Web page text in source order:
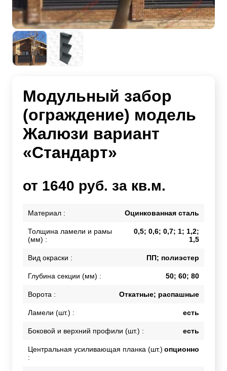
Модульный забор
(ограждение) модель
Жалюзи вариант
«Стандарт»
от 1640 руб. за кв.м.
Материал : Оцинкованная сталь
Толщина ламели и рамы
(мм) :
0,5; 0,6; 0,7; 1; 1,2;
1,5
Вид окраски : ПП; полиэстер
Глубина секции (мм) : 50; 60; 80
Ворота : Откатные; распашные
Ламели (шт.) : есть
Боковой и верхний профили (шт.) : есть
Центральная усиливающая планка (шт.)
:
опционно